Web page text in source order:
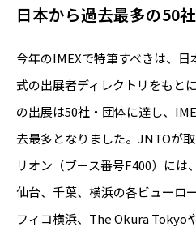
日本から過去最多の50
今年のIMEXで特筆すべきは、
式の出展者ディレクトリをもと
の出展は50社・団体に達し、
去最多となりました。JNTOが
リオン（ブース番号F400）には
仙台、千葉、横浜の各ビューロ
フィコ横浜、The Okura Tokyo